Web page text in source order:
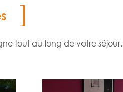
tout au long de votre séjour.